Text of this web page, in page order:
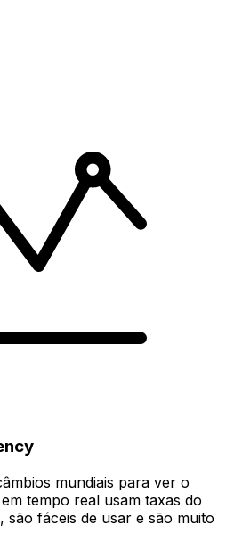
mundiais para ver o
tempo real usam taxas do
são fáceis de usar e são muito